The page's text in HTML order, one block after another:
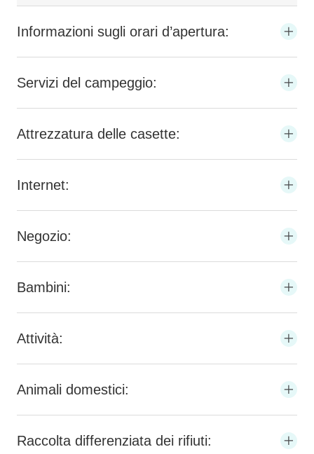
Informazioni sugli orari d’apertura:
Servizi del campeggio:
Attrezzatura delle casette:
Internet:
Negozio:
Bambini:
Attività:
Animali domestici:
Raccolta differenziata dei rifiuti: